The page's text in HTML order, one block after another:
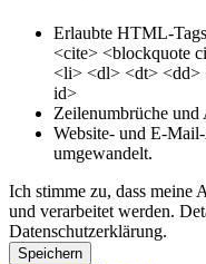
Erlaubte HTML-
<cite> <blockquote
<li> <dl> <dt> <dd>
id>
Zeilenumbrüche und
Website- und E-
umgewandelt.
Ich stimme zu, dass meine
und verarbeitet werden.
Datenschutzerklärung.
Speichern